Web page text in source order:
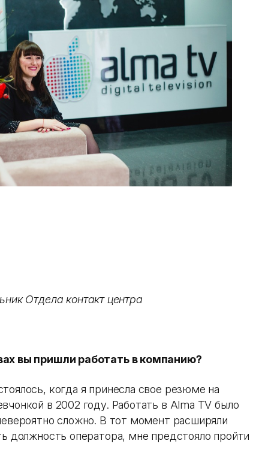
Отдела контакт центра
вы пришли работать в компанию?
когда я принесла свое резюме на
в 2002 году. Работать в Alma TV было
сложно. В тот момент расширяли
должность оператора, мне предстояло пройти